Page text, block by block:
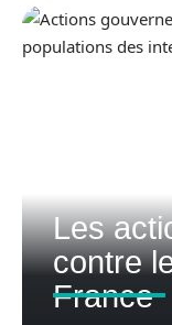
Les
contre
France